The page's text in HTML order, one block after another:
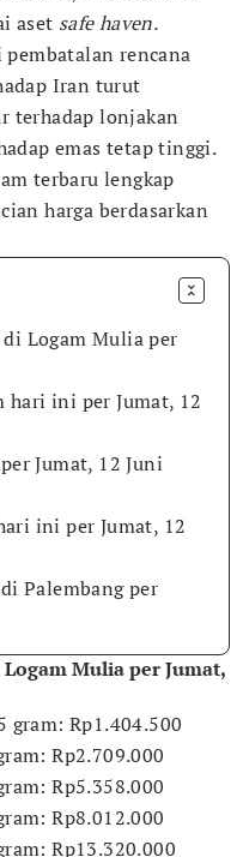
aset safe haven.
rencana
Iran turut
terhadap lonjakan
emas tetap tinggi.
terbaru lengkap
harga berdasarkan
Logam Mulia per
hari ini per Jumat, 12
Jumat, 12 Juni
ini per Jumat, 12
Palembang per
Mulia per Jumat,
gram: Rp1.404.500
Rp2.709.000
Rp5.358.000
Rp8.012.000
Rp13.320.000